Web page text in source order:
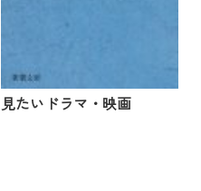
見たいドラマ・映画